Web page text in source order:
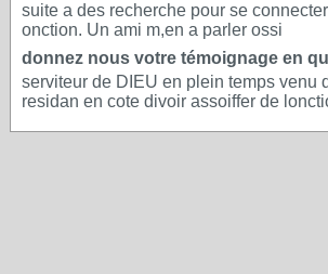
suite a des recherche pour se
onction. Un ami m,en a parler ossi
donnez nous votre témoignage en
serviteur de DIEU en plein temps venu
residan en cote divoir assoiffer de